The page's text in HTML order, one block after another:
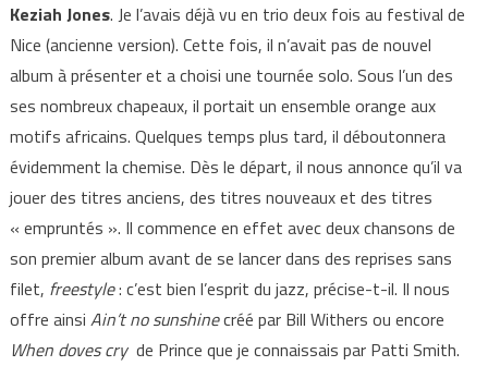
Keziah Jones. Je l’avais déjà vu en trio deux fois au festival de
Nice (ancienne version). Cette fois, il n’avait pas de nouvel
album à présenter et a choisi une tournée solo. Sous l’un des
ses nombreux chapeaux, il portait un ensemble orange aux
motifs africains. Quelques temps plus tard, il déboutonnera
évidemment la chemise. Dès le départ, il nous annonce qu’il va
jouer des titres anciens, des titres nouveaux et des titres
« empruntés ». Il commence en effet avec deux chansons de
son premier album avant de se lancer dans des reprises sans
filet, freestyle: c’est bien l’esprit du jazz, précise-t-il. Il nous
offre ainsi Ain’t no sunshinecréé par Bill Withers ou encore
When doves cryde Prince que je connaissais par Patti Smith.